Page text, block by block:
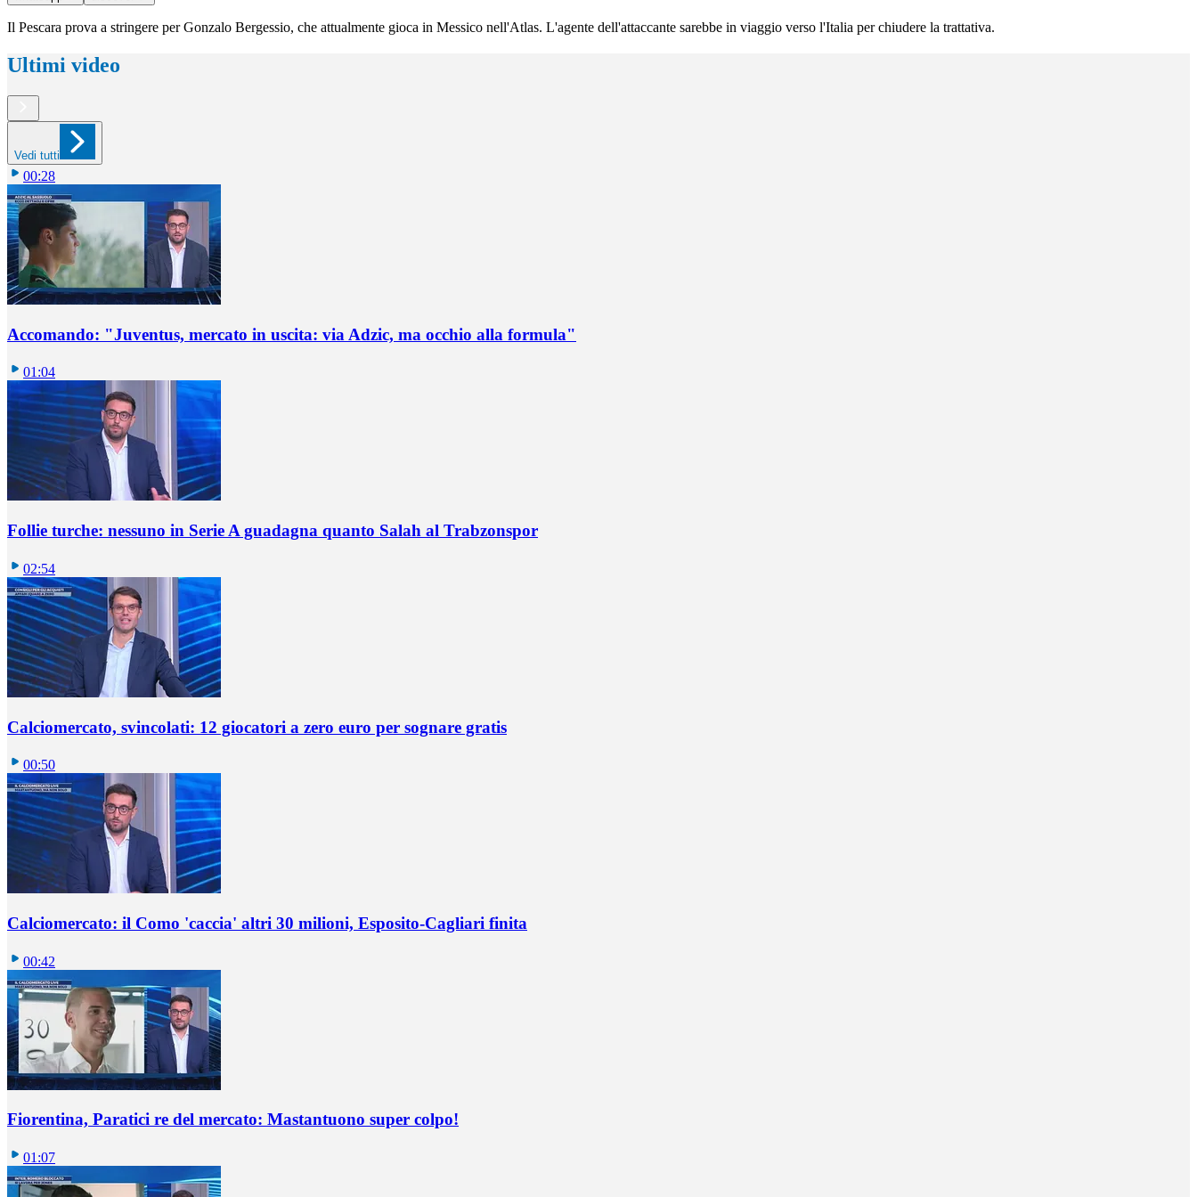
Il Pescara prova a stringere per Gonzalo Bergessio, che attualmente gioca in Messico nell'Atlas. L'agente dell'attaccante sarebbe in viaggio verso l'Italia per chiudere la trattativa.
Ultimi video
Vedi tutti
00:28
Accomando: "Juventus, mercato in uscita: via Adzic, ma occhio alla formula"
01:04
Follie turche: nessuno in Serie A guadagna quanto Salah al Trabzonspor
02:54
Calciomercato, svincolati: 12 giocatori a zero euro per sognare gratis
00:50
Calciomercato: il Como 'caccia' altri 30 milioni, Esposito-Cagliari finita
00:42
Fiorentina, Paratici re del mercato: Mastantuono super colpo!
01:07